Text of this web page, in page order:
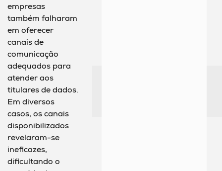
empresas
também falharam
em oferecer
canais de
comunicação
adequados para
atender aos
titulares de dados.
Em diversos
casos, os canais
disponibilizados
revelaram-se
ineficazes,
dificultando o